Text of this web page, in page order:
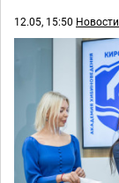
12.05, 15:50 Новости